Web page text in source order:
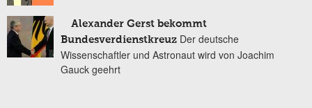
Alexander Gerst bekommt
Bundesverdienstkreuz Der deutsche
Wissenschaftler und Astronaut wird von Joachim
Gauck geehrt